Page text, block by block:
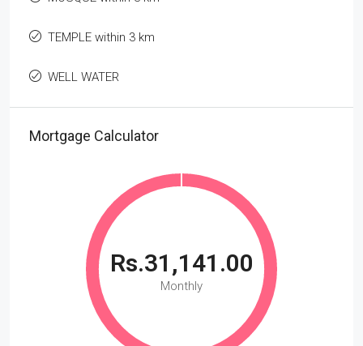
TEMPLE within 3 km
WELL WATER
Mortgage Calculator
Rs.31,141.00
Monthly